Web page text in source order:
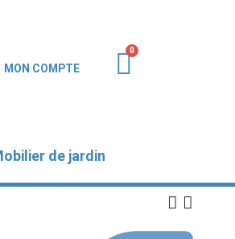
MON COMPTE
de jardin